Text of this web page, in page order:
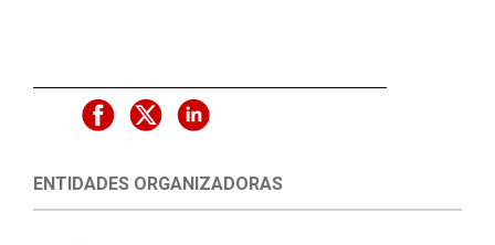
ENTIDADES ORGANIZADORAS